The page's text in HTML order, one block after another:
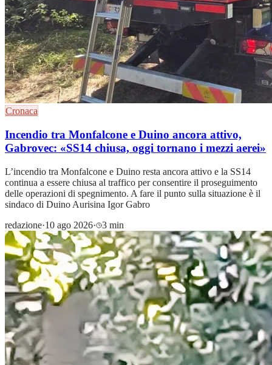
Cronaca
Incendio tra Monfalcone e Duino ancora attivo,
Gabrovec: «SS14 chiusa, oggi tornano i mezzi aerei»
L’incendio tra Monfalcone e Duino resta ancora attivo e la SS14
continua a essere chiusa al traffico per consentire il proseguimento
delle operazioni di spegnimento. A fare il punto sulla situazione è il
sindaco di Duino Aurisina Igor Gabro
redazione·10 ago 2026· 3 min